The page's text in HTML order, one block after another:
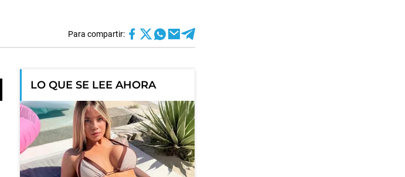
Para compartir:
LO QUE SE LEE AHORA